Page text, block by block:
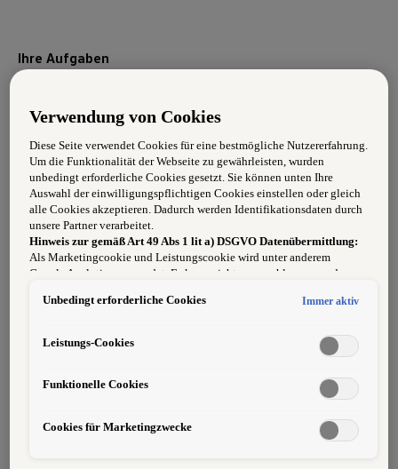
Ihre Aufgaben
Fahrzeugen der VW-Konzernmarken
Durchführung von Diagnosen sowie Fehlersuche
mit modernster Werkstattausrüstung
Instandsetzung mechanischer, elektrischer und
elektronischer Komponenten
Durchführung von Garantie- und Servicearbeiten
Kundenzufriedenheit
Ihr Profil
Verwendung von Cookies
Diese Seite verwendet Cookies für eine bestmögliche Nutzererfahrung.
Um die Funktionalität der Webseite zu gewährleisten, wurden
unbedingt erforderliche Cookies gesetzt. Sie können unten Ihre
Auswahl der einwilligungspflichtigen Cookies einstellen oder gleich
alle Cookies akzeptieren. Dadurch werden Identifikationsdaten durch
unsere Partner verarbeitet.
Hinweis zur gemäß Art 49 Abs 1 lit a) DSGVO Datenübermittlung:
Als Marketingcookie und Leistungscookie wird unter anderem
Google Analytics verwendet. Es kann nicht ausgeschlossen werden,
in die USA (insbesondere dort an die Google LLC) weitergibt. In den
gleichwertiges Datenschutzniveau und es fehlt an einem
Angemessenheitsbeschluss der Europäischen Kommission. Hieraus
Betroffener in den USA nicht wirksam durchsetzen können, in den
ausgeschlossen werden kann, dass aufgrund aktueller Gesetze US-
Sicherheitsbehörden einen Zugriff auf Daten erlangen können, wobei
Unbedingt erforderliche Cookies Immer aktiv
Leistungs-Cookies
Funktionelle Cookies
Cookies für Marketingzwecke